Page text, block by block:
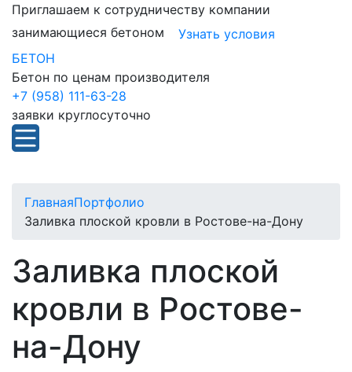
Приглашаем к сотрудничеству компании
занимающиеся бетоном
Узнать условия
БЕТОН
Бетон по ценам производителя
+7 (958) 111-63-28
заявки круглосуточно
ГлавнаяПортфолио
Заливка плоской кровли в Ростове-на-Дону
Заливка плоской
кровли в Ростове-
на-Дону